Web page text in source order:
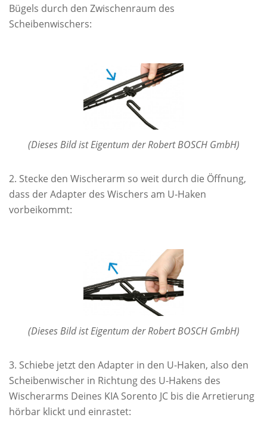
Bügels durch den Zwischenraum des
Scheibenwischers:
(Dieses Bild ist Eigentum der Robert BOSCH GmbH)
Stecke den Wischerarm so weit durch die Öffnung,
dass der Adapter des Wischers am U-Haken
vorbeikommt:
(Dieses Bild ist Eigentum der Robert BOSCH GmbH)
Schiebe jetzt den Adapter in den U-Haken, also den
Scheibenwischer in Richtung des U-Hakens des
Wischerarms Deines KIA Sorento JC bis die Arretierung
hörbar klickt und einrastet: